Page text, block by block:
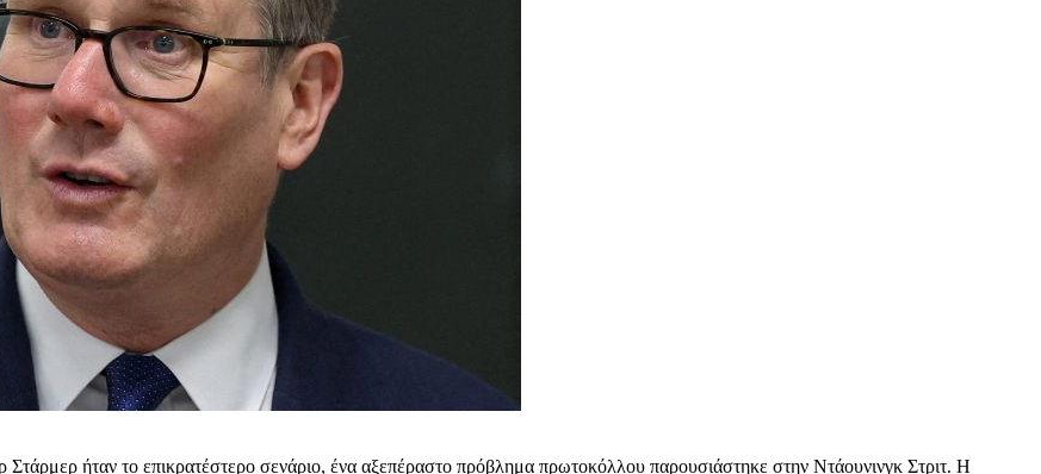
ήταν το επικρατέστερο σενάριο, ένα αξεπέραστο πρόβλημα πρωτοκόλλου παρουσιάστηκε στην Ντάουνινγκ Στριτ. Η